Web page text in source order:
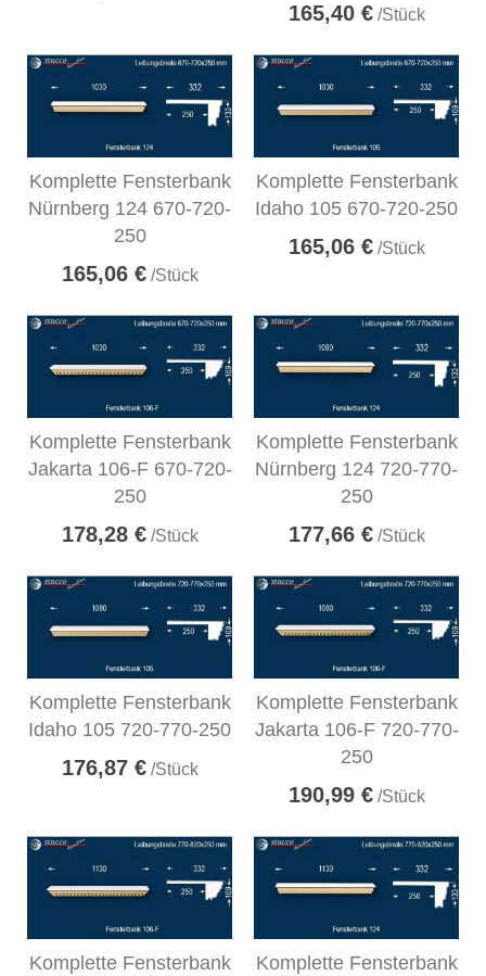
165,40 €/Stück
Komplette Fensterbank
Nürnberg 124 670-720-
250
165,06 €/Stück
Komplette Fensterbank
Idaho 105 670-720-250
165,06 €/Stück
Komplette Fensterbank
Jakarta 106-F 670-720-
250
178,28 €/Stück
Komplette Fensterbank
Nürnberg 124 720-770-
250
177,66 €/Stück
Komplette Fensterbank
Idaho 105 720-770-250
176,87 €/Stück
Komplette Fensterbank
Jakarta 106-F 720-770-
250
190,99 €/Stück
Komplette Fensterbank
Komplette Fensterbank